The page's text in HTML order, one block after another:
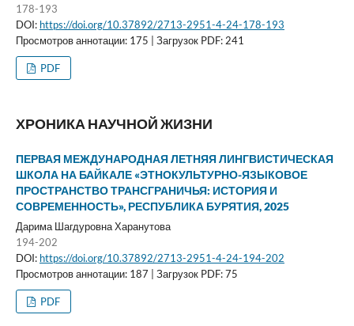
178-193
DOI: https://doi.org/10.37892/2713-2951-4-24-178-193
Просмотров аннотации: 175 | Загрузок PDF: 241
PDF
ХРОНИКА НАУЧНОЙ ЖИЗНИ
ПЕРВАЯ МЕЖДУНАРОДНАЯ ЛЕТНЯЯ ЛИНГВИСТИЧЕСКАЯ
ШКОЛА НА БАЙКАЛЕ «ЭТНОКУЛЬТУРНО-ЯЗЫКОВОЕ
ПРОСТРАНСТВО ТРАНСГРАНИЧЬЯ: ИСТОРИЯ И
СОВРЕМЕННОСТЬ», РЕСПУБЛИКА БУРЯТИЯ, 2025
Дарима Шагдуровна Харанутова
194-202
DOI: https://doi.org/10.37892/2713-2951-4-24-194-202
Просмотров аннотации: 187 | Загрузок PDF: 75
PDF